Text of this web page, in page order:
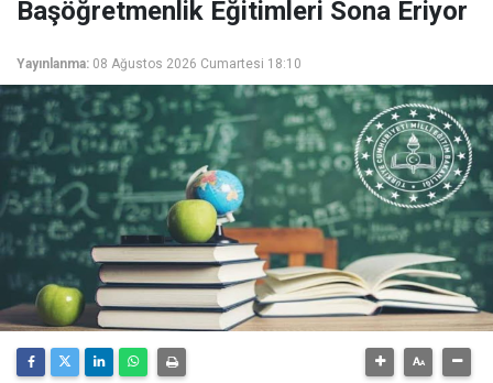
Başöğretmenlik Eğitimleri Sona Eriyor
Yayınlanma: 08 Ağustos 2026 Cumartesi 18:10